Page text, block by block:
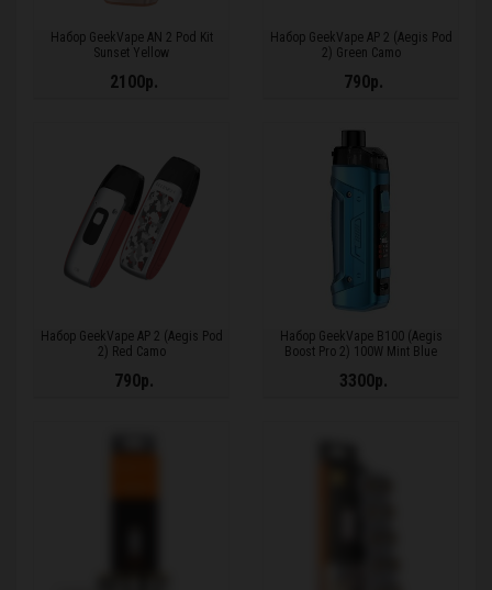
Набор GeekVape AN 2 Pod Kit
Sunset Yellow
2100р.
Набор GeekVape AP 2 (Aegis Pod
2) Green Camo
790р.
Набор GeekVape AP 2 (Aegis Pod
2) Red Camo
790р.
Набор GeekVape B100 (Aegis
Boost Pro 2) 100W Mint Blue
3300р.